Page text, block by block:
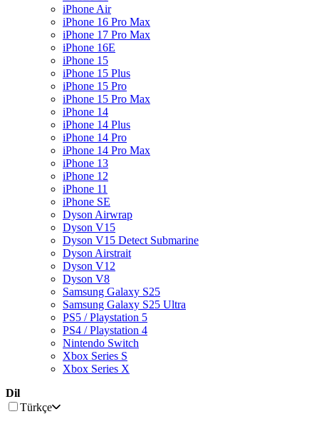
iPhone Air
iPhone 16 Pro Max
iPhone 17 Pro Max
iPhone 16E
iPhone 15
iPhone 15 Plus
iPhone 15 Pro
iPhone 15 Pro Max
iPhone 14
iPhone 14 Plus
iPhone 14 Pro
iPhone 14 Pro Max
iPhone 13
iPhone 12
iPhone 11
iPhone SE
Dyson Airwrap
Dyson V15
Dyson V15 Detect Submarine
Dyson Airstrait
Dyson V12
Dyson V8
Samsung Galaxy S25
Samsung Galaxy S25 Ultra
PS5 / Playstation 5
PS4 / Playstation 4
Nintendo Switch
Xbox Series S
Xbox Series X
Dil
Türkçe